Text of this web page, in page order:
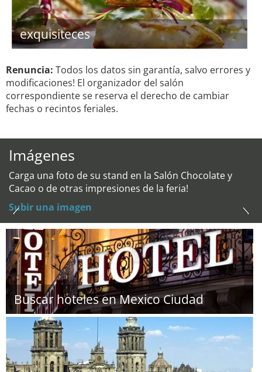
exquisiteces
Renuncia: Todos los datos sin garantía, salvo errores y
modificaciones! El organizador del salón
correspondiente se reserva el derecho de cambiar
fechas o recintos feriales.
Imágenes
Carga una foto de su stand en la Salón Chocolate y
Cacao o de otras impresiones de la feria!
Subir una imagen
Buscar hoteles en Mexico Ciudad